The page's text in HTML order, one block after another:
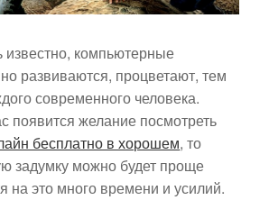
компьютерные
развиваются, процветают, тем
современного человека.
появится желание посмотреть
бесплатно в хорошем, то
задумку можно будет проще
на это много времени и усилий.